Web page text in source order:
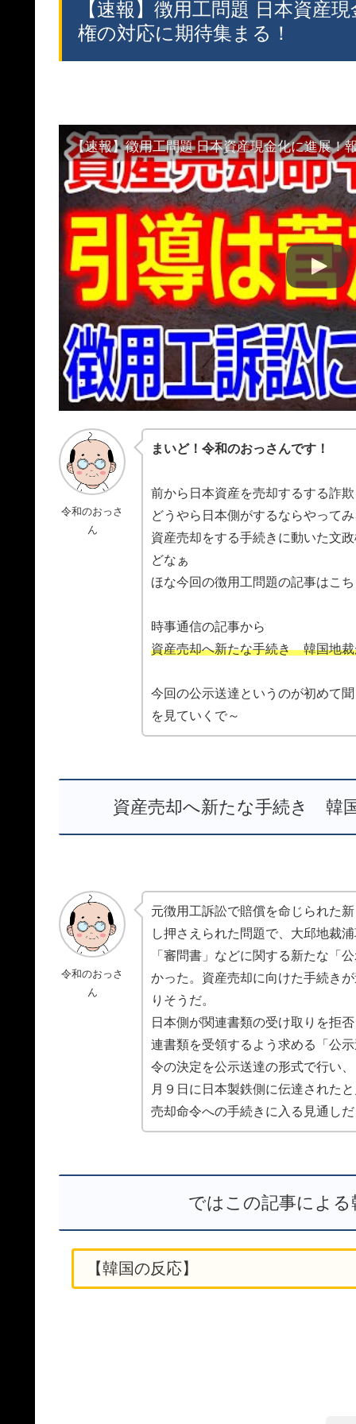
【速報】徴用工問題 日本資産
権の対応に期待集まる！
令和のおっさ
ん
まいど！令和のおっさんです！
前から日本資産を売却するする詐
どうやら日本側がするならやって
資産売却をする手続きに動いた文
どなぁ
ほな今回の徴用工問題の記事はこ
時事通信の記事から
資産売却へ新たな手続き 韓国地
今回の公示送達というのが初めて
を見ていくで～
資産売却へ新たな手続き 韓
令和のおっさ
ん
元徴用工訴訟で賠償を命じられた
し押さえられた問題で、大邱地裁
「審問書」などに関する新たな「
かった。資産売却に向けた手続き
りそうだ。
日本側が関連書類の受け取りを拒
連書類を受領するよう求める「公
令の決定を公示送達の形式で行い
月９日に日本製鉄側に伝達された
売却命令への手続きに入る見通しだ
ではこの記事によ
【韓国の反応】